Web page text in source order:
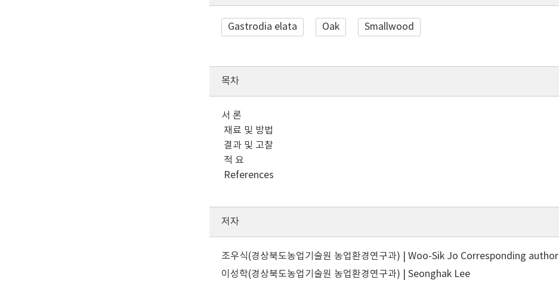
Gastrodia elata Oak Smallwood
목차
서 론
재료 및 방법
결과 및 고찰
적 요
References
저자
조우식(경상북도농업기술원 농업환경연구과) | Woo-Sik Jo Corresponding author
이성학(경상북도농업기술원 농업환경연구과) | Seonghak Lee